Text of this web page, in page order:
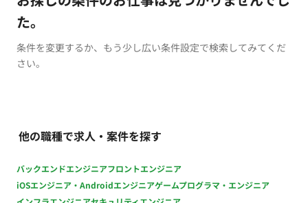
た。
条件を変更するか、もう少し広い条件設定で検索してみてくだ
さい。
他の職種で求人・案件を探す
バックエンドエンジニアフロントエンジニア
iOSエンジニア・Androidエンジニアゲームプログラマ・エンジニア